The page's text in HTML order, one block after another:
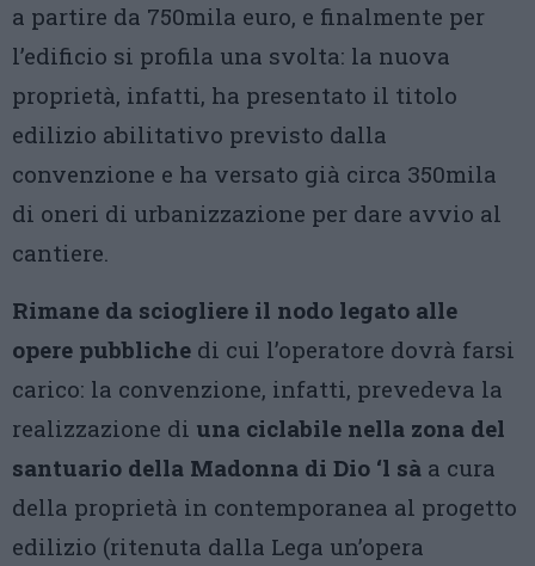
a partire da 750mila euro, e finalmente per
l’edificio si profila una svolta: la nuova
proprietà, infatti, ha presentato il titolo
edilizio abilitativo previsto dalla
convenzione e ha versato già circa 350mila
di oneri di urbanizzazione per dare avvio al
cantiere.
Rimane da sciogliere il nodo legato alle
opere pubbliche di cui l’operatore dovrà farsi
carico: la convenzione, infatti, prevedeva la
realizzazione di una ciclabile nella zona del
santuario della Madonna di Dio ‘l sà a cura
della proprietà in contemporanea al progetto
edilizio (ritenuta dalla Lega un’opera